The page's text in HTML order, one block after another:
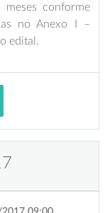
conforme
no Anexo I –
edital.
09:00